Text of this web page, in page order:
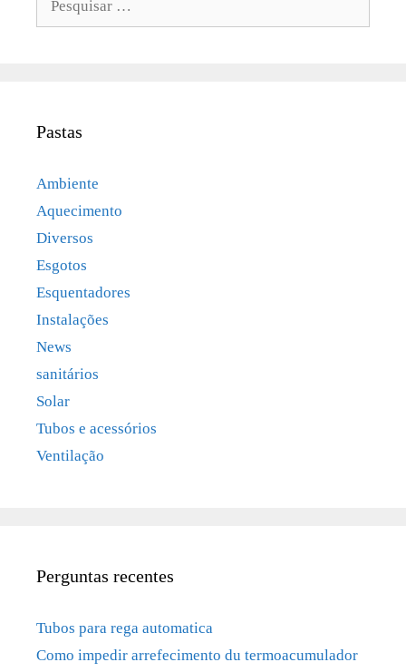
Pastas
Ambiente
Aquecimento
Diversos
Esgotos
Esquentadores
Instalações
News
sanitários
Solar
Tubos e acessórios
Ventilação
Perguntas recentes
Tubos para rega automatica
Como impedir arrefecimento du termoacumulador